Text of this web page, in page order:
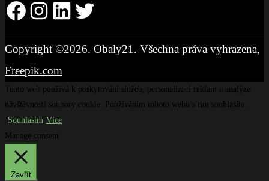
FacebookInstagramLinkedIn
Twitter
Copyright ©2026. Obaly21. Všechna práva vyhrazena,
Freepik.com
Tento web používá k poskytování služeb, personalizaci reklam a analýze
návštěvnosti soubory cookie. Používáním tohoto webu s tím souhlasíte.
Souhlasím Více
Manage consent
Zavřít